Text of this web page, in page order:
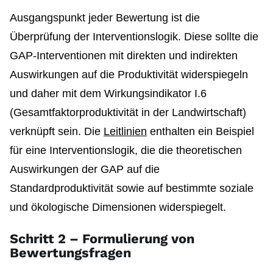
Ausgangspunkt jeder Bewertung ist die
Überprüfung der Interventionslogik. Diese sollte die
GAP-Interventionen mit direkten und indirekten
Auswirkungen auf die Produktivität widerspiegeln
und daher mit dem Wirkungsindikator I.6
(Gesamtfaktorproduktivität in der Landwirtschaft)
verknüpft sein. Die Leitlinien enthalten ein Beispiel
für eine Interventionslogik, die die theoretischen
Auswirkungen der GAP auf die
Standardproduktivität sowie auf bestimmte soziale
und ökologische Dimensionen widerspiegelt.
Schritt 2 – Formulierung von
Bewertungsfragen